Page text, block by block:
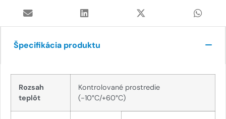
Špecifikácia produktu
Rozsah
teplôt
Kontrolované prostredie
(-10°C/+60°C)